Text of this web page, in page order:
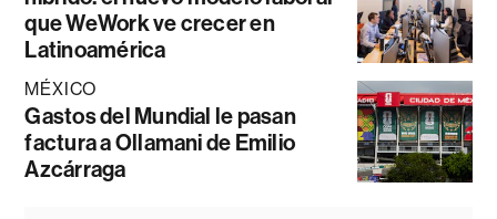
que WeWork ve crecer en
Latinoamérica
MÉXICO
Gastos del Mundial le pasan
factura a Ollamani de Emilio
Azcárraga